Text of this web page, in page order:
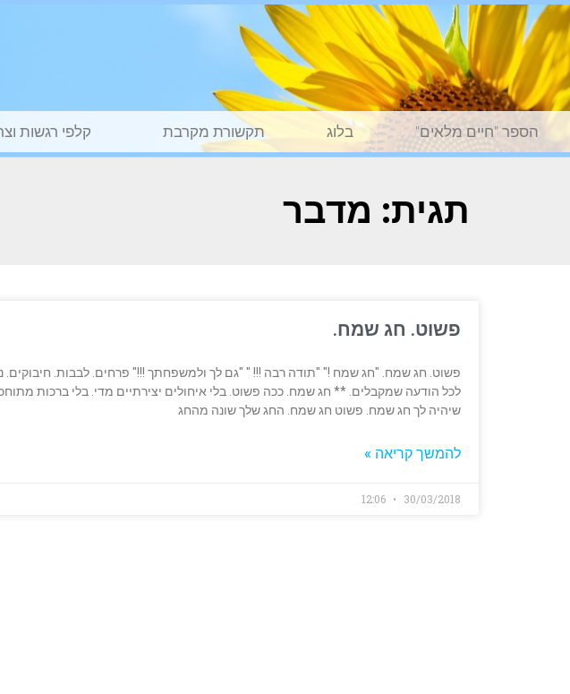
הספר "חיים מלאים" בלוג תקשורת מקרבת קלפי רגשות
תגית: מדבר
פשוט. חג שמח.
פשוט. חג שמח. "חג שמח !" "תודה רבה !!! " "גם לך ולמשפחתך !!!" פרחים. לבבות. חיבוקים.
לכל הודעה שמקבלים. ** חג שמח. ככה פשוט. בלי איחולים יצירתיים מדי. בלי ברכות
שיהיה לך חג שמח. פשוט חג שמח. החג שלך שונה מהחג
להמשך קריאה »
30/03/2018